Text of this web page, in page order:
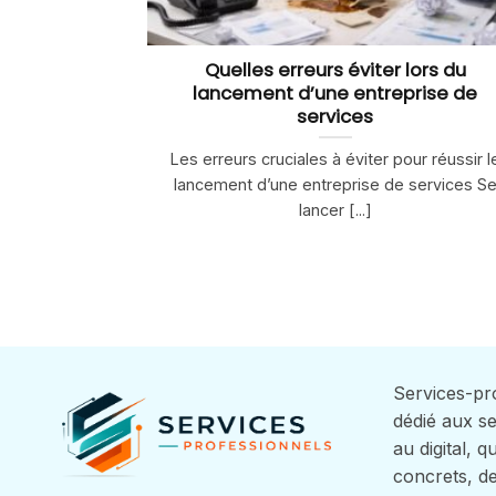
Quelles erreurs éviter lors du
lancement d’une entreprise de
services
Les erreurs cruciales à éviter pour réussir
lancement d’une entreprise de services Se
lancer [...]
Services-
dédié aux
au digital,
concrets,